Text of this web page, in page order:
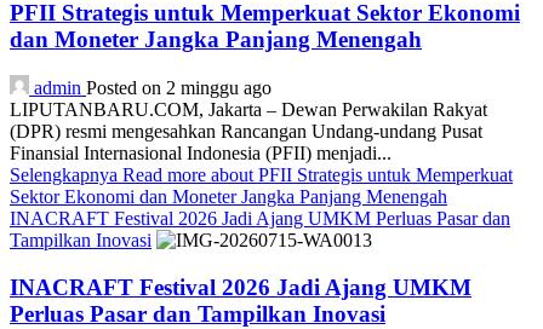
PFII Strategis untuk Memperkuat Sektor Ekonomi
dan Moneter Jangka Panjang Menengah
admin Posted on 2 minggu ago
LIPUTANBARU.COM, Jakarta – Dewan Perwakilan Rakyat
(DPR) resmi mengesahkan Rancangan Undang-undang Pusat
Finansial Internasional Indonesia (PFII) menjadi...
Selengkapnya Read more about PFII Strategis untuk Memperkuat
Sektor Ekonomi dan Moneter Jangka Panjang Menengah
INACRAFT Festival 2026 Jadi Ajang UMKM Perluas Pasar dan
Tampilkan Inovasi
INACRAFT Festival 2026 Jadi Ajang UMKM
Perluas Pasar dan Tampilkan Inovasi